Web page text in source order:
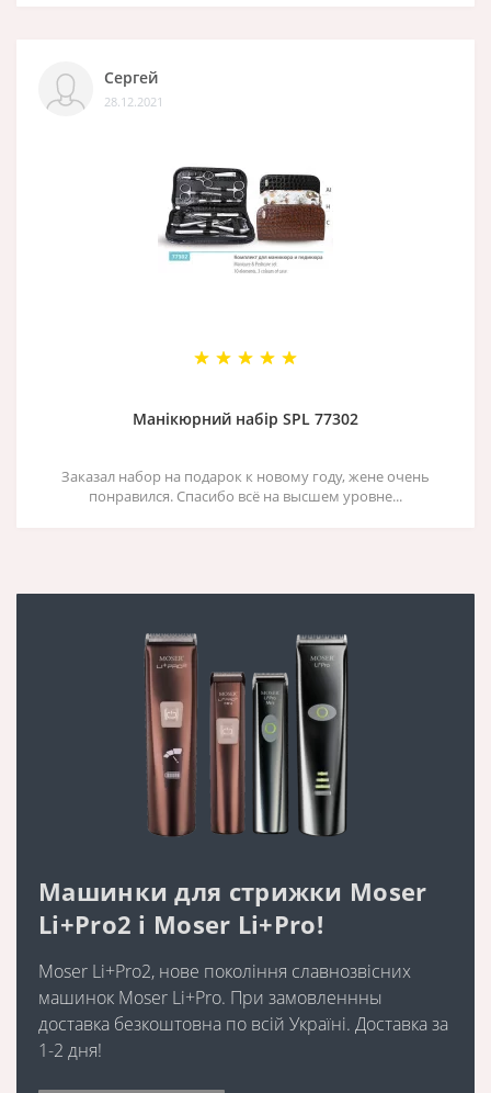
Сергей
28.12.2021
Манікюрний набір SPL 77302
Заказал набор на подарок к новому году, жене очень
понравился. Спасибо всё на высшем уровне...
Машинки для стрижки Moser
Li+Pro2 і Moser Li+Pro!
Moser Li+Pro2, нове покоління славнозвісних
машинок Moser Li+Pro. При замовленнны
доставка безкоштовна по всій Україні. Доставка за
1-2 дня!